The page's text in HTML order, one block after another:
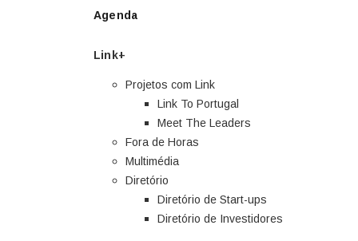
Agenda
Link+
Projetos com Link
Link To Portugal
Meet The Leaders
Fora de Horas
Multimédia
Diretório
Diretório de Start-ups
Diretório de Investidores